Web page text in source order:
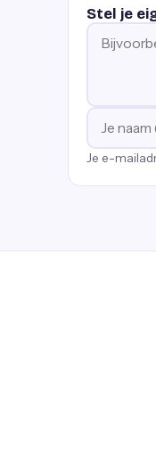
Stel je
Je e-